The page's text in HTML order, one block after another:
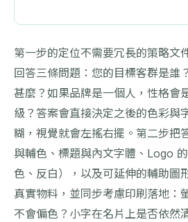
第一步的定位不需要冗長的策略文
回答三條問題：您的目標客群是誰
甚麼？如果品牌是一個人，性格會
級？答案會直接決定之後的色彩
糊，視覺就會左搖右擺。第二步把
與輔色、標題與內文字體、Logo
色、反白），以及可延伸的輔助圖
真實物料，並同步考慮印刷落地：
不會偏色？小字在名片上是否依然